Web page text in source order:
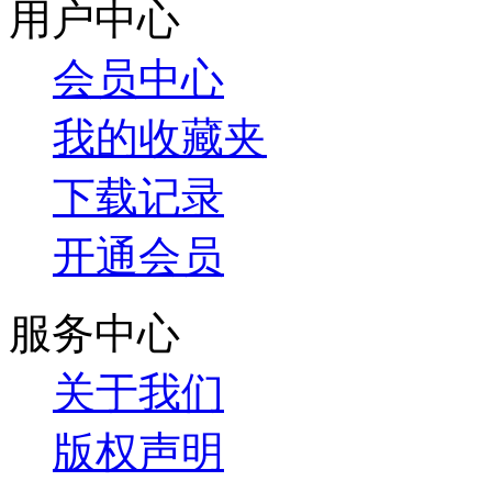
用户中心
会员中心
我的收藏夹
下载记录
开通会员
服务中心
关于我们
版权声明